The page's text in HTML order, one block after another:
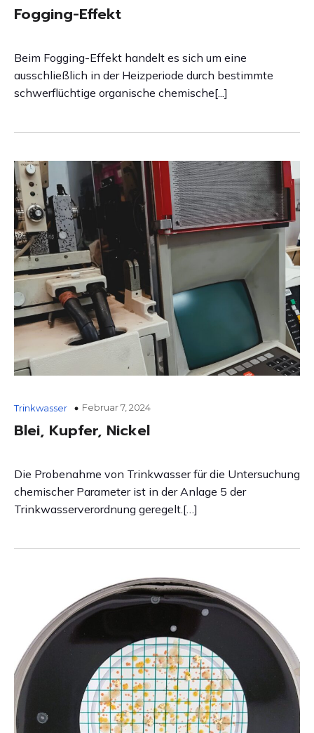
Fogging-Effekt
Beim Fogging-Effekt handelt es sich um eine
ausschließlich in der Heizperiode durch bestimmte
schwerflüchtige organische chemische[...]
Trinkwasser Februar 7, 2024
Blei, Kupfer, Nickel
Die Probenahme von Trinkwasser für die Untersuchung
chemischer Parameter ist in der Anlage 5 der
Trinkwasserverordnung geregelt.[…]